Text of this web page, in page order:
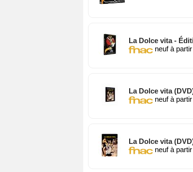
La Dolce vita -
neuf à
La Dolce vita
neuf à
La Dolce vita
neuf à